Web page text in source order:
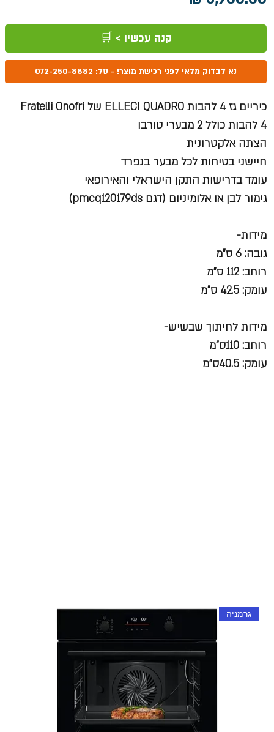
קנה עכשיו > 🛒
נא לבדוק מלאי לפני רכישת מוצר! - טל: 072-250-8882
כיריים גז 4 להבות ELLECI QUADRO של Fratelli Onofri
4 להבות כולל 2 מבערי טורבו
הצתה אלקטרונית
חיישני בטיחות לכל מבער בנפרד
עומד בדרישות התקן הישראלי והאירופאי
גימור לבן או אלומיניום (דגם pmcq120179ds)
מידות-
גובה: 6 ס"מ
רוחב: 112 ס"מ
עומק: 42.5 ס"מ
מידות לחיתוך שבשיש-
רוחב: 110ס"מ
עומק: 40.5ס"מ
גרמניה